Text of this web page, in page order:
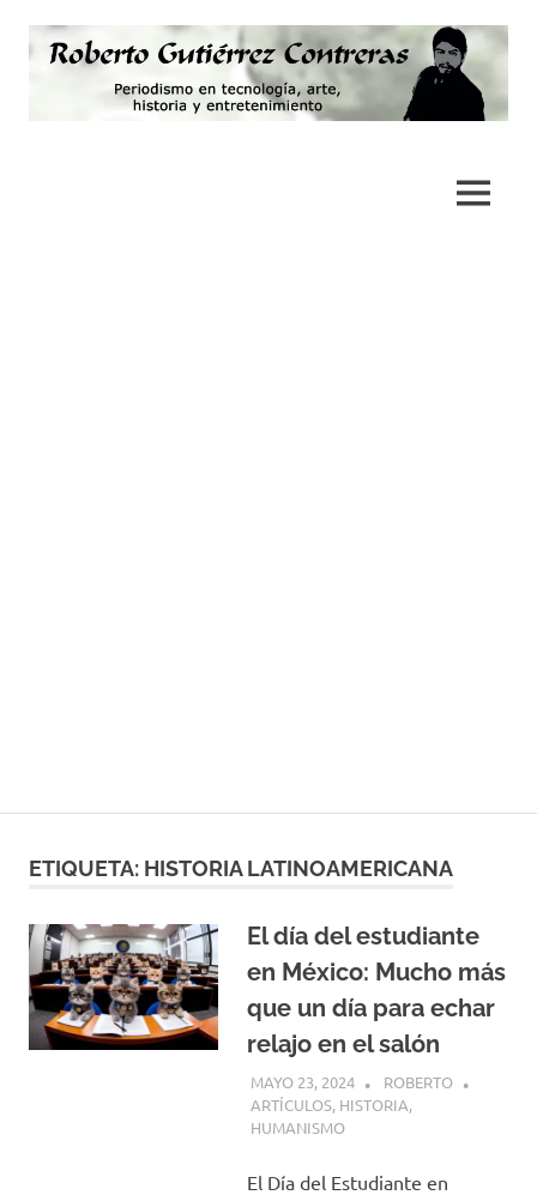
contenido
MENÚ
ETIQUETA: HISTORIA LATINOAMERICANA
El día del estudiante
en México: Mucho más
que un día para echar
relajo en el salón
MAYO 23, 2024
ROBERTO
ARTÍCULOS, HISTORIA,
HUMANISMO
El Día del Estudiante en